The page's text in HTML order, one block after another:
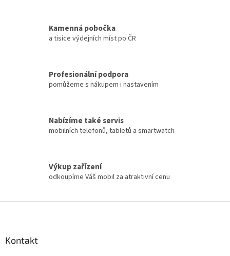
Kamenná pobočka
a tisíce výdejních míst po ČR
Profesionální podpora
pomůžeme s nákupem i nastavením
Nabízíme také servis
mobilních telefonů, tabletů a smartwatch
Výkup zařízení
odkoupíme Váš mobil za atraktivní cenu
Kontakt